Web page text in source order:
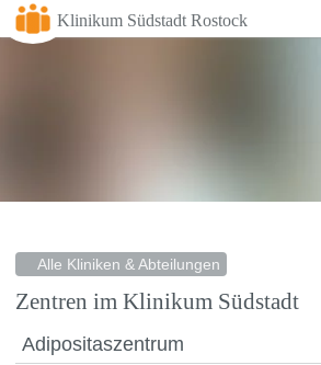
Klinikum Südstadt Rostock
Alle Kliniken & Abteilungen
Zentren im Klinikum Südstadt
Adipositaszentrum